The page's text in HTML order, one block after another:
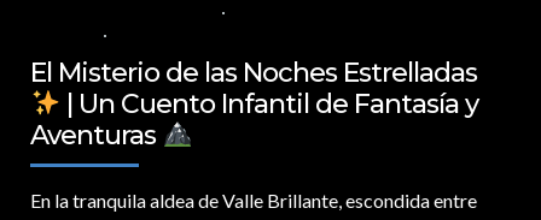
El Misterio de las Noches Estrelladas
| Un Cuento Infantil de Fantasía y
Aventuras
En la tranquila aldea de Valle Brillante,escondida entre